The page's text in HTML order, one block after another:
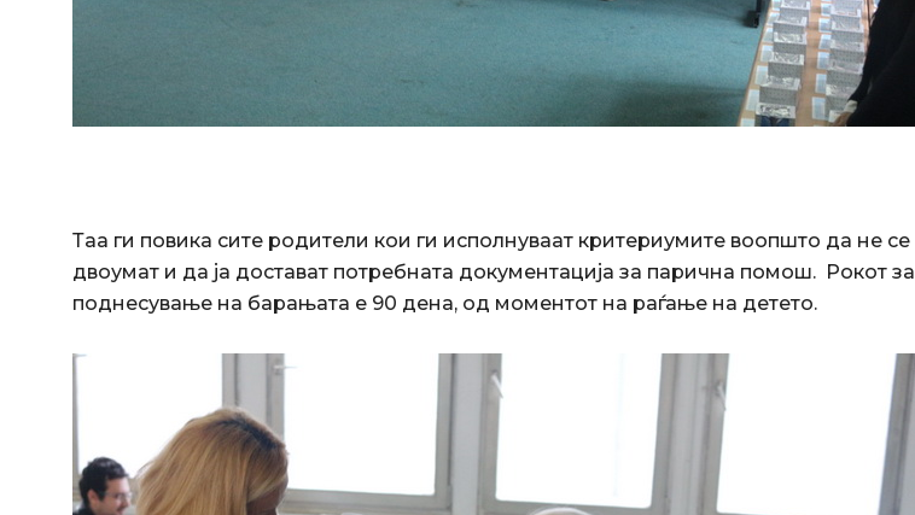
Таа ги повика сите родители кои ги исполнуваат критериумите воопшто да не се
двоумат и да ја достават потребната документација за парична помош. Рокот за
поднесување на барањата е 90 дена, од моментот на раѓање на детето.